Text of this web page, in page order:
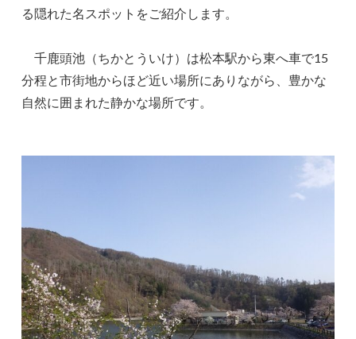
る隠れた名スポットをご紹介します。
千鹿頭池（ちかとういけ）は松本駅から東へ車で15
分程と市街地からほど近い場所にありながら、豊かな
自然に囲まれた静かな場所です。